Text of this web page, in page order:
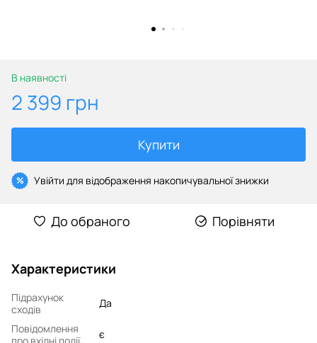
В наявності
2 399 грн
Купити
% Увійти для відображення накопичувальної знижки
До обраного Порівняти
Характеристики
Підрахунок
сходів
Да
Повідомлення
про вхідні події
є